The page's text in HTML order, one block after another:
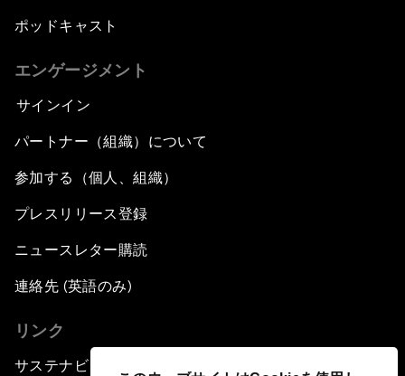
ポッドキャスト
エンゲージメント
サインイン
パートナー（組織）について
参加する（個人、組織）
プレスリリース登録
ニュースレター購読
連絡先 (英語のみ)
リンク
サステナビリティへの取り組み